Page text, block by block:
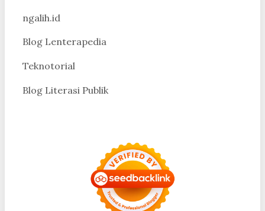
ngalih.id
Blog Lenterapedia
Teknotorial
Blog Literasi Publik